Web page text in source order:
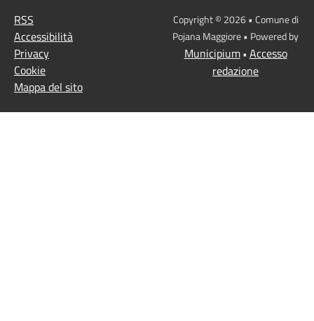
RSS
Accessibilità
Privacy
Cookie
Mappa del sito
Copyright © 2026 • Comune di
Pojana Maggiore • Powered by
Municipium• Accesso
redazione